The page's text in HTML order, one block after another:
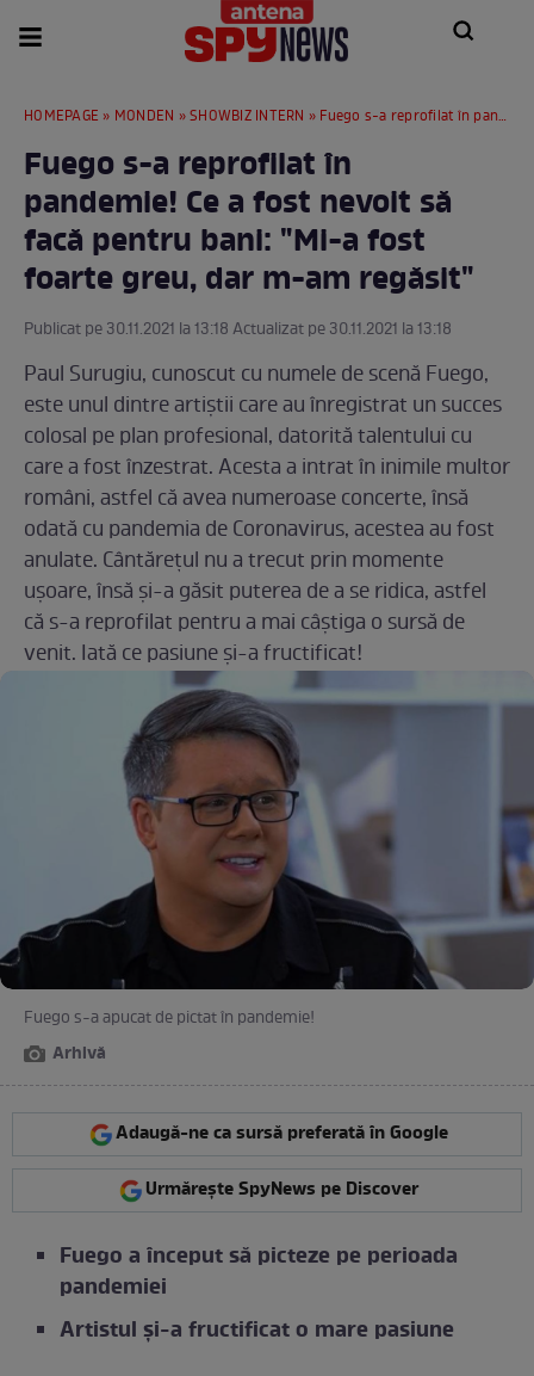
HOMEPAGE » MONDEN »SHOWBIZ INTERN » Fuego s-a reprofilat în pandemie! Ce a fost nevoit să facă pentru bani: "Mi-a fost foarte greu, dar m-am regăsit"
Fuego s-a reprofilat în
pandemie! Ce a fost nevoit să
facă pentru bani: "Mi-a fost
foarte greu, dar m-am regăsit"
Publicat pe 30.11.2021 la 13:18 Actualizat pe 30.11.2021 la 13:18
Paul Surugiu, cunoscut cu numele de scenă Fuego,
este unul dintre artiștii care au înregistrat un succes
colosal pe plan profesional, datorită talentului cu
care a fost înzestrat. Acesta a intrat în inimile multor
români, astfel că avea numeroase concerte, însă
odată cu pandemia de Coronavirus, acestea au fost
anulate. Cântărețul nu a trecut prin momente
ușoare, însă și-a găsit puterea de a se ridica, astfel
că s-a reprofilat pentru a mai câștiga o sursă de
venit. Iată ce pasiune și-a fructificat!
Fuego s-a apucat de pictat în pandemie!
Arhivă
Adaugă-ne ca sursă preferată în Google
Urmărește SpyNews pe Discover
Fuego a început să picteze pe perioada
pandemiei
Artistul și-a fructificat o mare pasiune